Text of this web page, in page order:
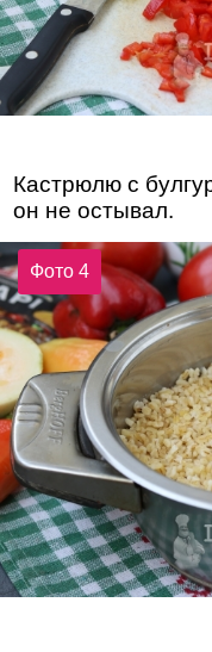
Кастрюлю с
он не остывал.
Фото 4